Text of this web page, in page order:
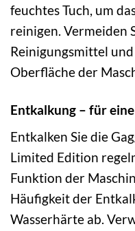
feuchtes Tuch, um
reinigen. Vermeiden
Reinigungsmittel
Oberfläche der
Entkalkung – für
Entkalken Sie die
Limited Edition
Funktion der
Häufigkeit der
Wasserhärte ab.